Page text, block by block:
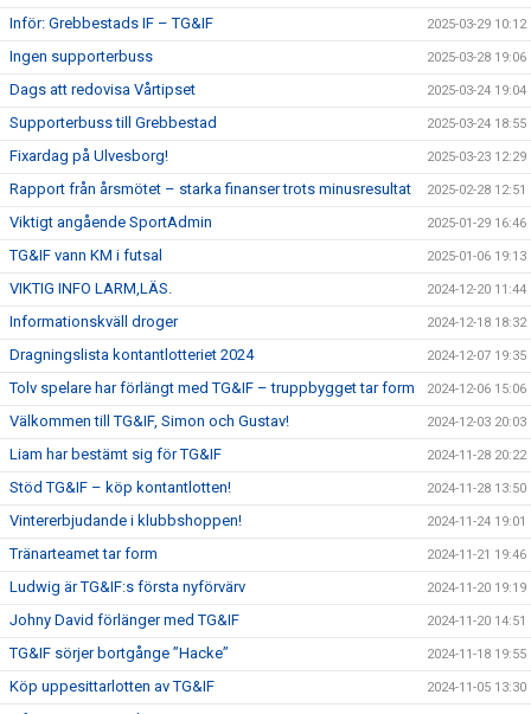
Inför: Grebbestads IF – TG&IF 2025-03-29 10:12
Ingen supporterbuss 2025-03-28 19:06
Dags att redovisa Vårtipset 2025-03-24 19:04
Supporterbuss till Grebbestad 2025-03-24 18:55
Fixardag på Ulvesborg! 2025-03-23 12:29
Rapport från årsmötet – starka finanser trots minusresultat 2025-02-28 12:51
Viktigt angående SportAdmin 2025-01-29 16:46
TG&IF vann KM i futsal 2025-01-06 19:13
VIKTIG INFO LARM,LÄS. 2024-12-20 11:44
Informationskväll droger 2024-12-18 18:32
Dragningslista kontantlotteriet 2024 2024-12-07 19:35
Tolv spelare har förlängt med TG&IF – truppbygget tar form 2024-12-06 15:06
Välkommen till TG&IF, Simon och Gustav! 2024-12-03 20:03
Liam har bestämt sig för TG&IF 2024-11-28 20:22
Stöd TG&IF – köp kontantlotten! 2024-11-28 13:50
Vintererbjudande i klubbshoppen! 2024-11-24 19:01
Tränarteamet tar form 2024-11-21 19:46
Ludwig är TG&IF:s första nyförvärv 2024-11-20 19:19
Johny David förlänger med TG&IF 2024-11-20 14:51
TG&IF sörjer bortgånge ”Hacke” 2024-11-18 19:55
Köp uppesittarlotten av TG&IF 2024-11-05 13:30